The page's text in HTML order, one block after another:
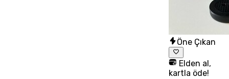
Öne Çıkan
Elden al,
kartla öde!